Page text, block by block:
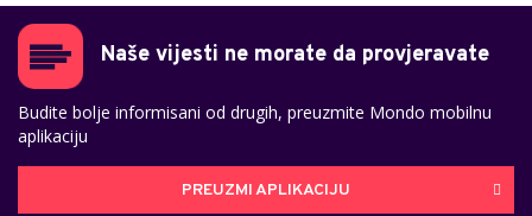
Naše vijesti ne morate da provjeravate
Budite bolje informisani od drugih, preuzmite Mondo mobilnu
aplikaciju
PREUZMI APLIKACIJU